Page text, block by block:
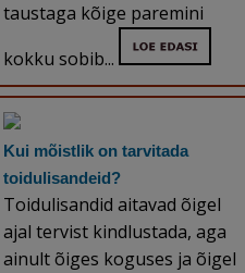
taustaga kõige paremini
kokku sobib...
Kui mõistlik on tarvitada
toidulisandeid?
Toidulisandid aitavad õigel
ajal tervist kindlustada, aga
ainult õiges koguses ja õigel